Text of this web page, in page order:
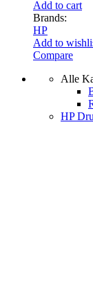
Add to cart
Brands:
HP
Add to
Compare
Alle
HP